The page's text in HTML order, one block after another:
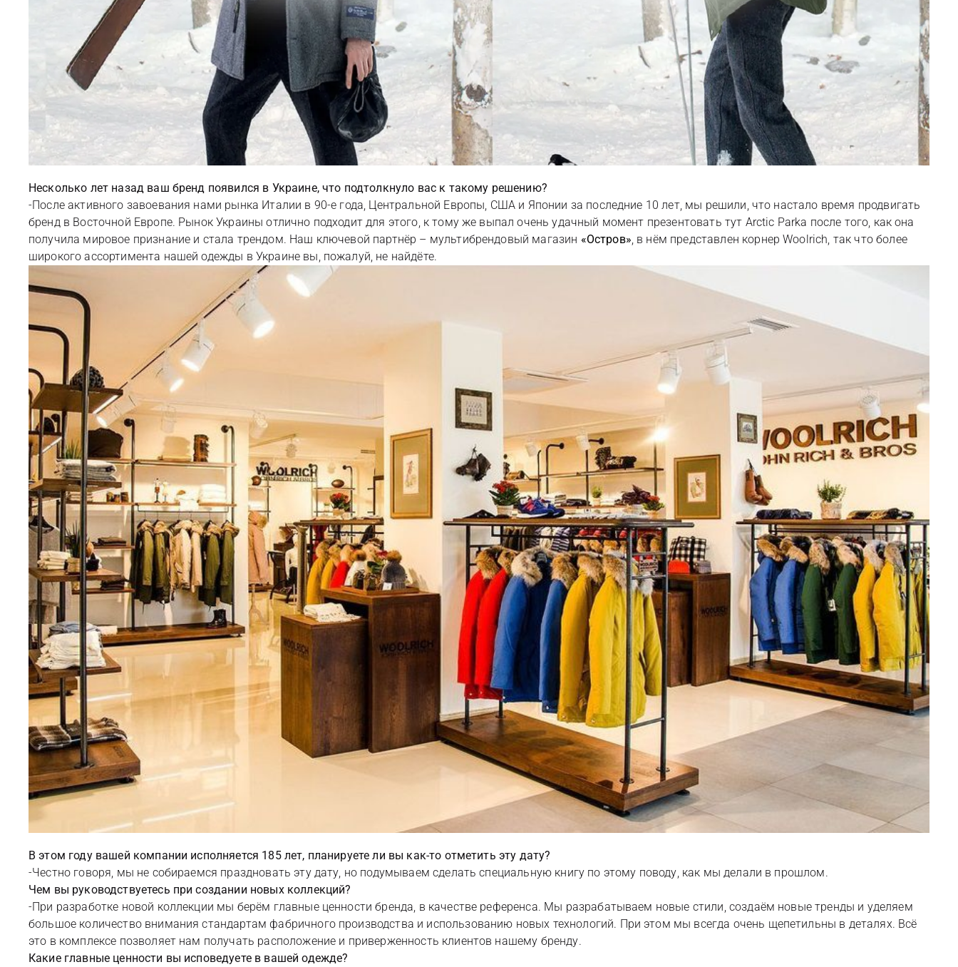
Несколько лет назад ваш бренд появился в Украине, что подтолкнуло вас к такому решению?
-После активного завоевания нами рынка Италии в 90-е года, Центральной Европы, США и Японии за последние 10 лет, мы решили, что настало время продвигать
бренд в Восточной Европе. Рынок Украины отлично подходит для этого, к тому же выпал очень удачный момент презентовать тут Arctic Parka после того, как она
получила мировое признание и стала трендом. Наш ключевой партнёр – мультибрендовый магазин «Остров», в нём представлен корнер Woolrich, так что более
широкого ассортимента нашей одежды в Украине вы, пожалуй, не найдёте.
В этом году вашей компании исполняется 185 лет, планируете ли вы как-то отметить эту дату?
-Честно говоря, мы не собираемся праздновать эту дату, но подумываем сделать специальную книгу по этому поводу, как мы делали в прошлом.
Чем вы руководствуетесь при создании новых коллекций?
-При разработке новой коллекции мы берём главные ценности бренда, в качестве референса. Мы разрабатываем новые стили, создаём новые тренды и уделяем
большое количество внимания стандартам фабричного производства и использованию новых технологий. При этом мы всегда очень щепетильны в деталях. Всё
это в комплексе позволяет нам получать расположение и приверженность клиентов нашему бренду.
Какие главные ценности вы исповедуете в вашей одежде?